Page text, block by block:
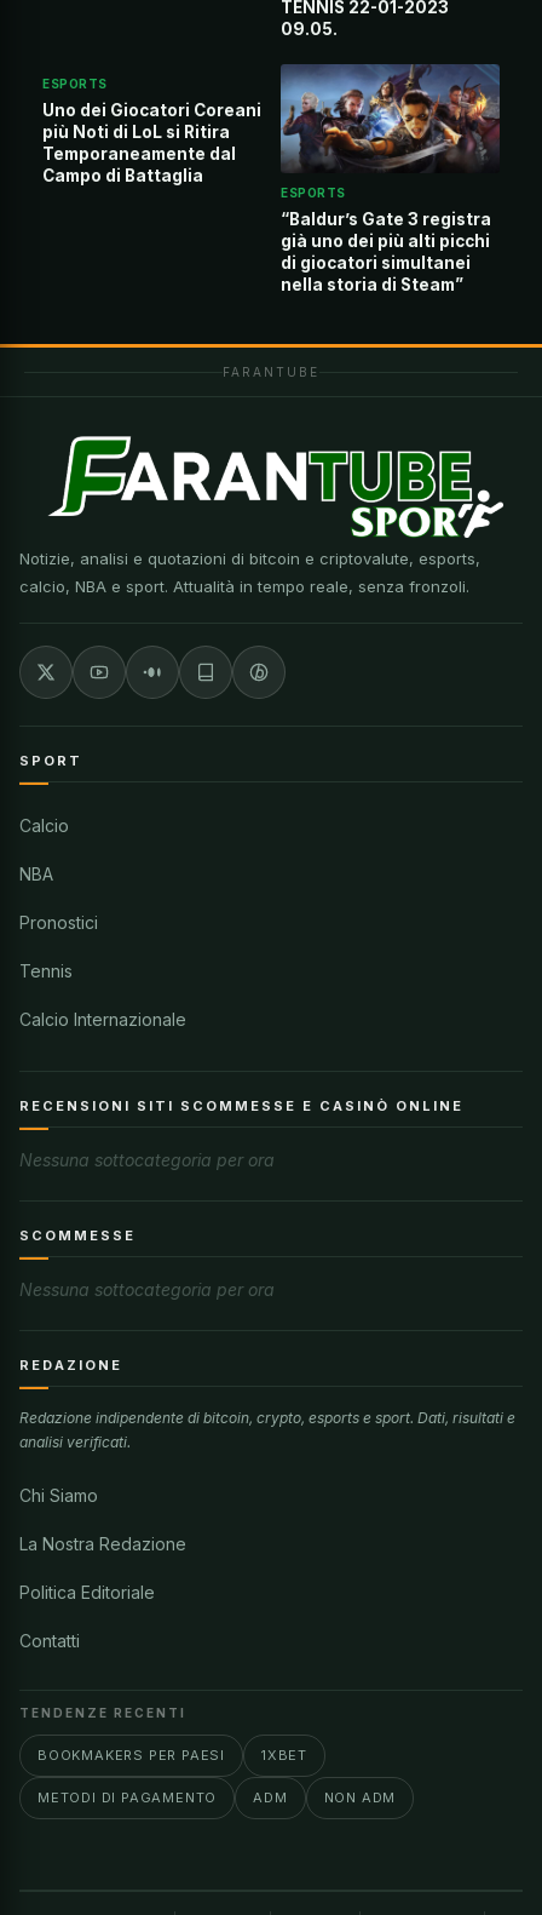
TENNIS 22-01-2023
09.05.
ESPORTS
Uno dei Giocatori Coreani
più Noti di LoL si Ritira
Temporaneamente dal
Campo di Battaglia
ESPORTS
“Baldur’s Gate 3 registra
già uno dei più alti picchi
di giocatori simultanei
nella storia di Steam”
FARANTUBE
Notizie, analisi e quotazioni di bitcoin e criptovalute, esports,
calcio, NBA e sport. Attualità in tempo reale, senza fronzoli.
SPORT
Calcio
NBA
Pronostici
Tennis
Calcio Internazionale
RECENSIONI SITI SCOMMESSE E CASINÒ ONLINE
Nessuna sottocategoria per ora
SCOMMESSE
Nessuna sottocategoria per ora
REDAZIONE
Redazione indipendente di bitcoin, crypto, esports e sport. Dati, risultati e
analisi verificati.
Chi Siamo
La Nostra Redazione
Politica Editoriale
Contatti
TENDENZE RECENTI
BOOKMAKERS PER PAESI 1XBET
METODI DI PAGAMENTO ADM NON ADM